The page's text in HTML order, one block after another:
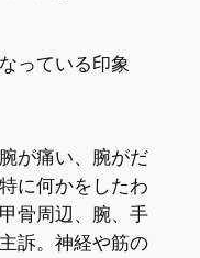
っている印象
が痛い、腕がだ
に何かをしたわ
骨周辺、腕、手
訴。神経や筋の